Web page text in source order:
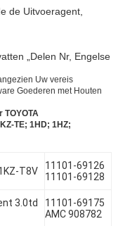
de Uitvoeragent,
„Delen Nr, Engelse
Uw vereis
Goederen met Houten
TOYOTA
TE; 1HD; 1HZ;
T8V
11101-69126
11101-69128
3.0td
11101-69175
AMC 908782